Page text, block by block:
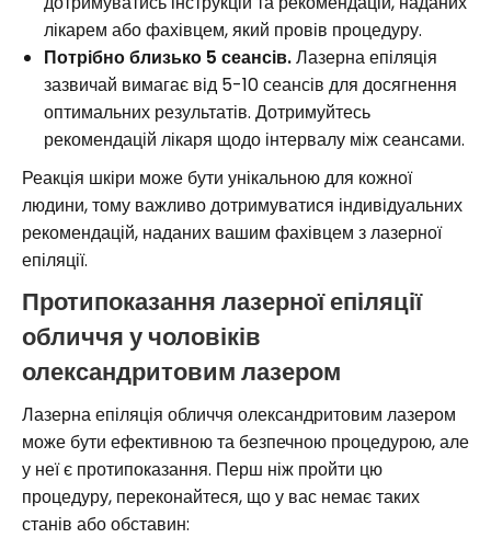
лікарем або фахівцем, який провів процедуру.
Потрібно близько 5 сеансів.Лазерна епіляція
зазвичай вимагає від 5-10 сеансів для досягнення
оптимальних результатів. Дотримуйтесь
рекомендацій лікаря щодо інтервалу між сеансами.
Реакція шкіри може бути унікальною для кожної
людини, тому важливо дотримуватися індивідуальних
рекомендацій, наданих вашим фахівцем з лазерної
епіляції.
Протипоказання лазерної епіляції
обличчя у чоловіків
олександритовим лазером
Лазерна епіляція обличчя олександритовим лазером
може бути ефективною та безпечною процедурою, але
у неї є протипоказання. Перш ніж пройти цю
процедуру, переконайтеся, що у вас немає таких
станів або обставин: